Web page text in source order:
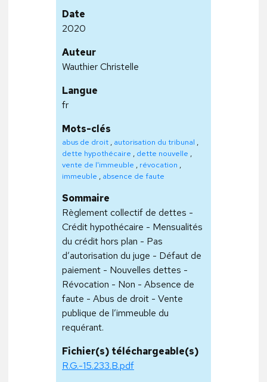
Date
2020
Auteur
Wauthier Christelle
Langue
fr
Mots-clés
abus de droit , autorisation du tribunal ,
dette hypothécaire , dette nouvelle ,
vente de l'immeuble , révocation ,
immeuble , absence de faute
Sommaire
Règlement collectif de dettes -
Crédit hypothécaire - Mensualités
du crédit hors plan - Pas
d’autorisation du juge - Défaut de
paiement - Nouvelles dettes -
Révocation - Non - Absence de
faute - Abus de droit - Vente
publique de l’immeuble du
requérant.
Fichier(s) téléchargeable(s)
R.G.-15.233.B.pdf